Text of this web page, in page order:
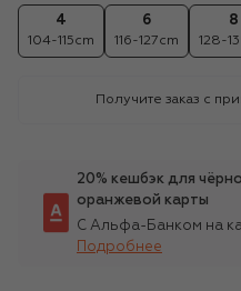
4
104-115cm
6
116-127cm
8
128-
Получите заказ с
20% кешбэк для
оранжевой карты
С Альфа-Банком на
Подробнее